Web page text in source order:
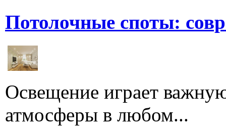
Потолочные споты:
Освещение играет
атмосферы в любом...